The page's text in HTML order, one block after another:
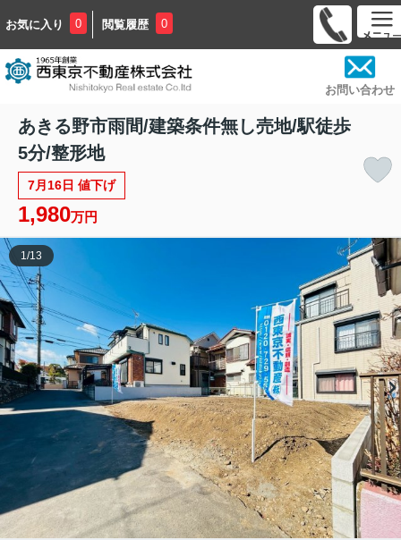
お気に入り 0 閲覧履歴 0
お問い合わせ
あきる野市雨間/建築条件無し売地/駅徒歩
5分/整形地
7月16日 値下げ
1,980万円
1 /13